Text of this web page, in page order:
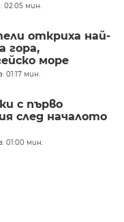
02:05 мин.
откриха най-
гора,
море
01:17 мин.
с първо
след началото
01:00 мин.